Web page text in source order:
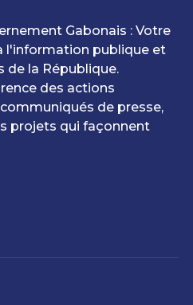
Gabonais : Votre
l'information publique et
de la République.
des actions
de presse,
projets qui façonnent